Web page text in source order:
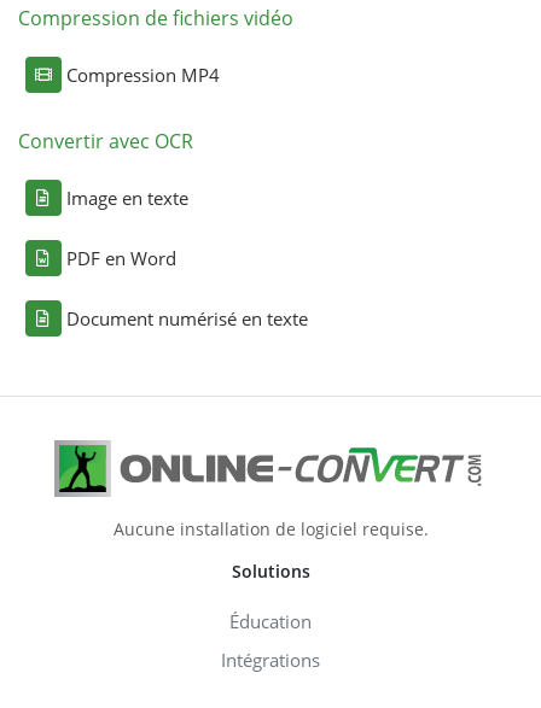
Compression de fichiers vidéo
Compression MP4
Convertir avec OCR
Image en texte
PDF en Word
Document numérisé en texte
Aucune installation de logiciel requise.
Solutions
Éducation
Intégrations